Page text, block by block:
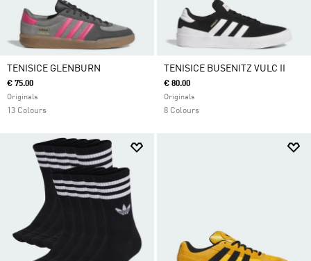
TENISICE GLENBURN
€ 75.00
Originals
13 Colours
TENISICE BUSENITZ VULC II
€ 80.00
Originals
8 Colours